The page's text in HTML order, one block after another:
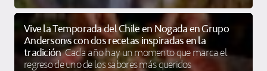
Vive la Temporada del Chile en Nogada en Grupo
Anderson’s con dos recetas inspiradas en la
tradición Cada año hay un momento que marca el
regreso de uno de los sabores más queridos